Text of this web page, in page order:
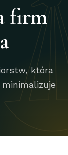
firm
która